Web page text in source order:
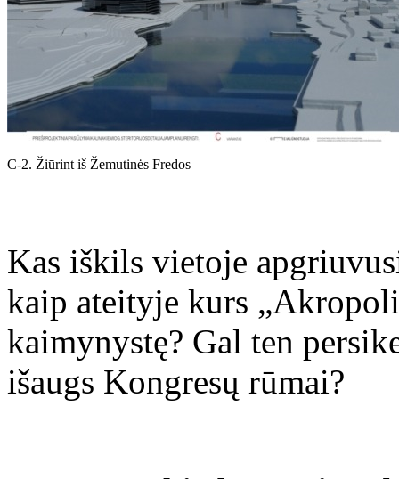
C-2. Žiūrint iš Žemutinės Fredos
Kas iškils vietoje
kaip ateityje kurs
kaimynystę? Gal ten
išaugs Kongresų rūmai?